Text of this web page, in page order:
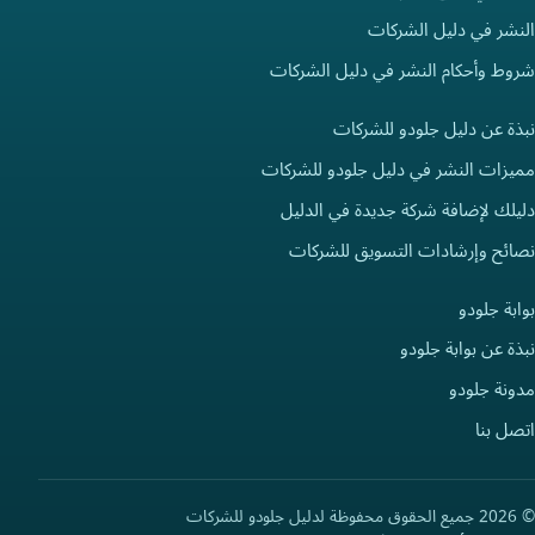
النشر في دليل الشركات
شروط وأحكام النشر في دليل الشركات
نبذة عن دليل جلودو للشركات
مميزات النشر في دليل جلودو للشركات
دليلك لإضافة شركة جديدة في الدليل
نصائح وإرشادات التسويق للشركات
بوابة جلودو
نبذة عن بوابة جلودو
مدونة جلودو
اتصل بنا
© 2026 جميع الحقوق محفوظة لدليل جلودو للشركات